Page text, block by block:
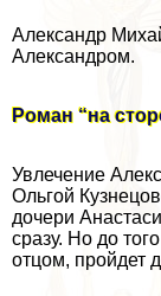
Александр
Александром.
Роман “на
Увлечение
Ольгой
дочери
сразу. Но до
отцом, пройдет